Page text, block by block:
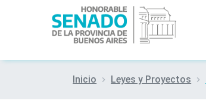
Inicio Leyes y Proyectos